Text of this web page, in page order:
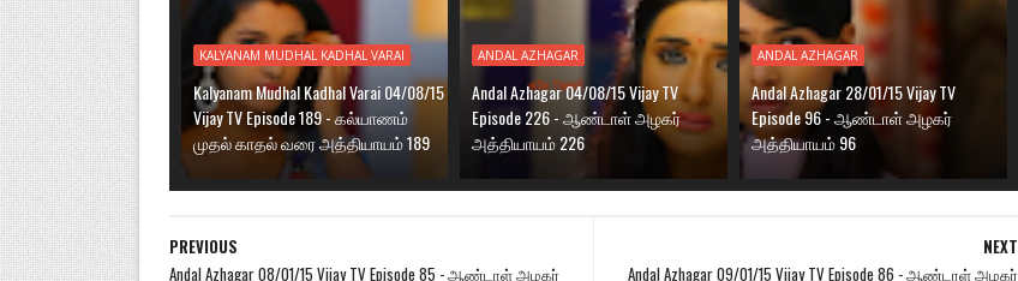
KALYANAM MUDHAL KADHAL VARAI
Kalyanam Mudhal Kadhal Varai 04/08/15
Vijay TV Episode 189 - கல்யாணம்
முதல் காதல் வரை அத்தியாயம் 189
ANDAL AZHAGAR
Andal Azhagar 04/08/15 Vijay TV
Episode 226 - ஆண்டாள் அழகர்
அத்தியாயம் 226
ANDAL AZHAGAR
Andal Azhagar 28/01/15 Vijay TV
Episode 96 - ஆண்டாள் அழகர்
அத்தியாயம் 96
NEXT
Andal Azhagar 09/01/15 Vijay TV Episode 86 - ஆண்டாள் அழகர்
PREVIOUS
Andal Azhagar 08/01/15 Vijay TV Episode 85 - ஆண்டாள் அழகர்